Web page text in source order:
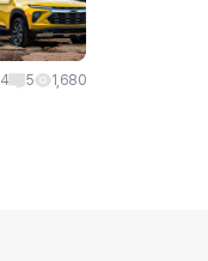
4 5 1,680